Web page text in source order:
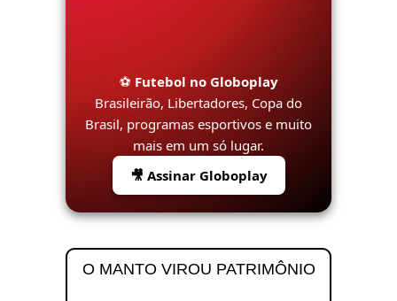
⚽ Futebol no Globoplay
Brasileirão, Libertadores, Copa do
Brasil, programas esportivos e muito
mais em um só lugar.
🎥 Assinar Globoplay
O MANTO VIROU PATRIMÔNIO